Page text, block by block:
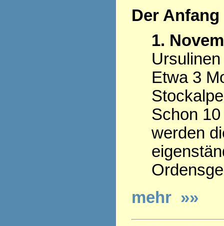
Der Anfang
1.
Etwa 3
Schon
werden
mehr »»